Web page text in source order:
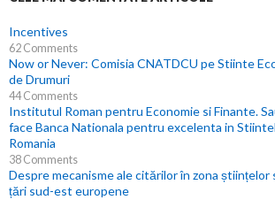
Incentives
62 Comments
Now or Never: Comisia CNATDCU pe Stiinte
de Drumuri
44 Comments
Institutul Roman pentru Economie si Finante.
face Banca Nationala pentru excelenta in
Romania
38 Comments
Despre mecanisme ale citărilor în zona științelor
țări sud-est europene